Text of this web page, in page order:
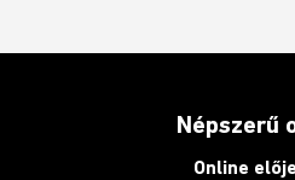
Népszerű
Online